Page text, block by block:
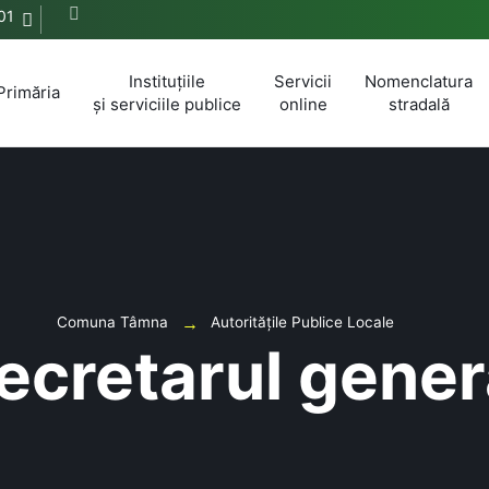
Instituțiile
și serviciile publice
Servicii
online
Nomenclatura
stradală
Comuna Tâmna Autoritățile Publice Locale